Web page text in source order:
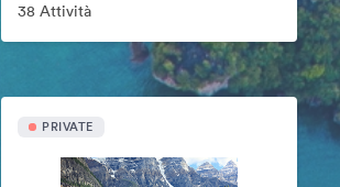
38 Attività
PRIVATE